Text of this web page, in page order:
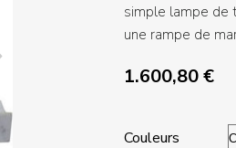
simple lampe de
une rampe de
1.600,80€
Couleurs